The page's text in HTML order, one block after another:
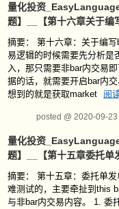
量化投资
题】__【第十六章关于编
摘要： 第十六章：关于编
易逻辑的时候需要先分析是
入，那只需要非bar内交易
据的话，就需要开启bar内
想到的就是获取market
阅
posted @ 2020-09-
量化投资
题】__【第十五章委托单
摘要： 第十五章：委托单
难测试的，主要牵扯到this
与非bar内交易内容。 1. 委